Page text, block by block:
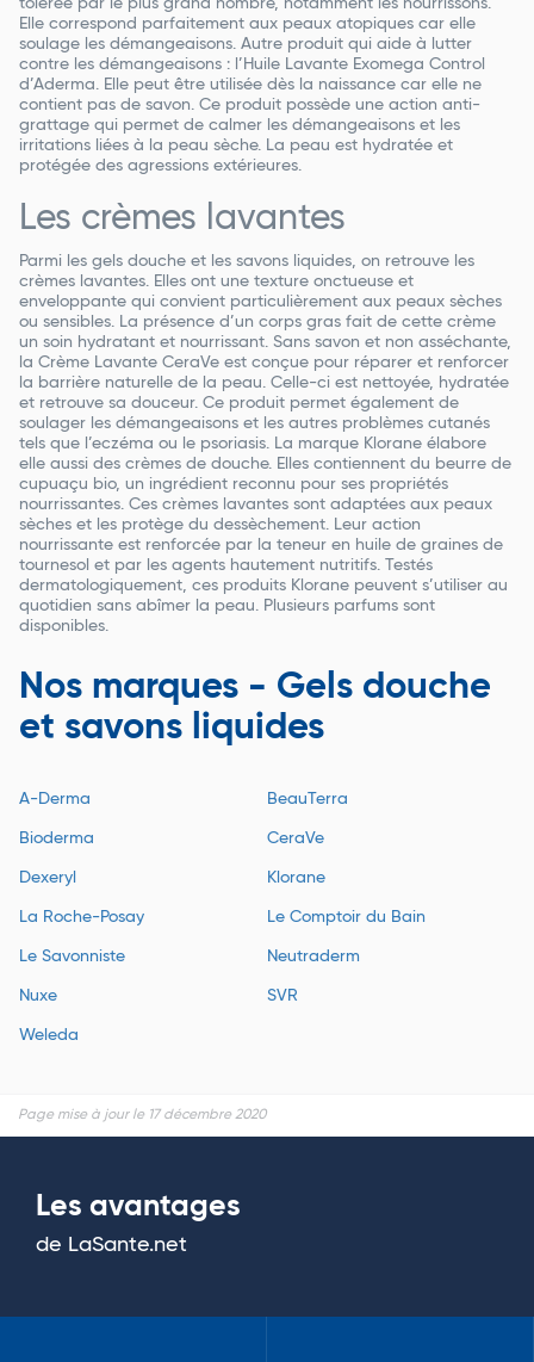
tolérée par le plus grand nombre, notamment les nourrissons.
Elle correspond parfaitement aux peaux atopiques car elle
soulage les démangeaisons. Autre produit qui aide à lutter
contre les démangeaisons : l’Huile Lavante Exomega Control
d’Aderma. Elle peut être utilisée dès la naissance car elle ne
contient pas de savon. Ce produit possède une action anti-
grattage qui permet de calmer les démangeaisons et les
irritations liées à la peau sèche. La peau est hydratée et
protégée des agressions extérieures.
Les crèmes lavantes
Parmi les gels douche et les savons liquides, on retrouve les
crèmes lavantes. Elles ont une texture onctueuse et
enveloppante qui convient particulièrement aux peaux sèches
ou sensibles. La présence d’un corps gras fait de cette crème
un soin hydratant et nourrissant. Sans savon et non asséchante,
la Crème Lavante CeraVe est conçue pour réparer et renforcer
la barrière naturelle de la peau. Celle-ci est nettoyée, hydratée
et retrouve sa douceur. Ce produit permet également de
soulager les démangeaisons et les autres problèmes cutanés
tels que l’eczéma ou le psoriasis. La marque Klorane élabore
elle aussi des crèmes de douche. Elles contiennent du beurre de
cupuaçu bio, un ingrédient reconnu pour ses propriétés
nourrissantes. Ces crèmes lavantes sont adaptées aux peaux
sèches et les protège du dessèchement. Leur action
nourrissante est renforcée par la teneur en huile de graines de
tournesol et par les agents hautement nutritifs. Testés
dermatologiquement, ces produits Klorane peuvent s’utiliser au
quotidien sans abîmer la peau. Plusieurs parfums sont
disponibles.
Nos marques - Gels douche
et savons liquides
A-Derma BeauTerra
Bioderma CeraVe
Dexeryl Klorane
La Roche-Posay Le Comptoir du Bain
Le Savonniste Neutraderm
Nuxe SVR
Weleda
Page mise à jour le 17 décembre 2020
Les avantages
de LaSante.net